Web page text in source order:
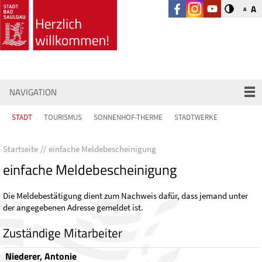
A A
NAVIGATION
STADT TOURISMUS SONNENHOF-THERME STADTWERKE
Startseite einfache Meldebescheinigung
einfache Meldebescheinigung
Die Meldebestätigung dient zum Nachweis dafür, dass jemand unter
der angegebenen Adresse gemeldet ist.
Zuständige Mitarbeiter
Niederer, Antonie